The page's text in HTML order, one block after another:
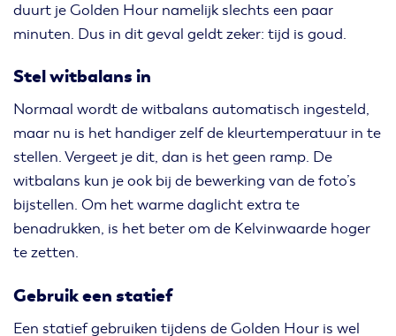
duurt je Golden Hour namelijk slechts een paar
minuten. Dus in dit geval geldt zeker: tijd is goud.
Stel witbalans in
Normaal wordt de witbalans automatisch ingesteld,
maar nu is het handiger zelf de kleurtemperatuur in te
stellen. Vergeet je dit, dan is het geen ramp. De
witbalans kun je ook bij de bewerking van de foto’s
bijstellen. Om het warme daglicht extra te
benadrukken, is het beter om de Kelvinwaarde hoger
te zetten.
Gebruik een statief
Een statief gebruiken tijdens de Golden Hour is wel